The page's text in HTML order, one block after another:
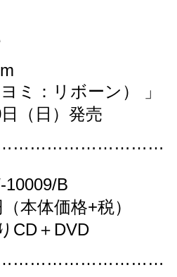
ミ：リボーン） 」
（日）発売
10009/B
本体価格+税）
CD＋DVD